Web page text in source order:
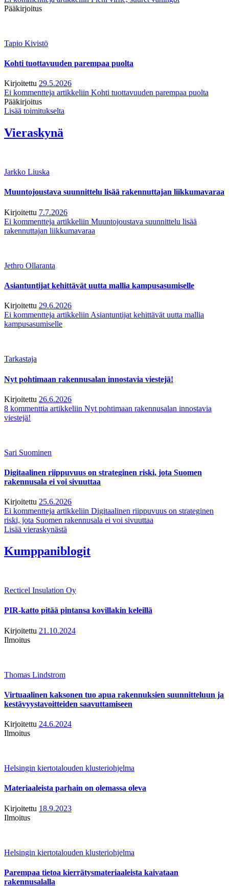
Pääkirjoitus
Tapio Kivistö
Kohti tuottavuuden parempaa puolta
Kirjoitettu 29.5.2026
Ei kommentteja artikkeliin Kohti tuottavuuden parempaa puolta
Pääkirjoitus
Lisää toimitukselta
Vieraskynä
Jarkko Liuska
Muuntojoustava suunnittelu lisää rakennuttajan liikkumavaraa
Kirjoitettu 7.7.2026
Ei kommentteja artikkeliin Muuntojoustava suunnittelu lisää
rakennuttajan liikkumavaraa
Jethro Ollaranta
Asiantuntijat kehittävät uutta mallia kampusasumiselle
Kirjoitettu 29.6.2026
Ei kommentteja artikkeliin Asiantuntijat kehittävät uutta mallia
kampusasumiselle
Tarkastaja
Nyt pohtimaan rakennusalan innostavia viestejä!
Kirjoitettu 26.6.2026
8 kommenttia artikkeliin Nyt pohtimaan rakennusalan innostavia
viestejä!
Sari Suominen
Digitaalinen riippuvuus on strateginen riski, jota Suomen
rakennusala ei voi sivuuttaa
Kirjoitettu 25.6.2026
Ei kommentteja artikkeliin Digitaalinen riippuvuus on strateginen
riski, jota Suomen rakennusala ei voi sivuuttaa
Lisää vieraskynästä
Kumppaniblogit
Recticel Insulation Oy
PIR-katto pitää pintansa kovillakin keleillä
Kirjoitettu 21.10.2024
Ilmoitus
Thomas Lindstrom
Virtuaalinen kaksonen tuo apua rakennuksien suunnitteluun ja
kestävyystavoitteiden saavuttamiseen
Kirjoitettu 24.6.2024
Ilmoitus
Helsingin kiertotalouden klusteriohjelma
Materiaaleista parhain on olemassa oleva
Kirjoitettu 18.9.2023
Ilmoitus
Helsingin kiertotalouden klusteriohjelma
Parempaa tietoa kierrätysmateriaaleista kaivataan
rakennusalalla